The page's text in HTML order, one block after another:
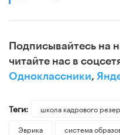
Подписывайтесь на
читайте нас в
Одноклассники,
Теги: школа кадрового
Эврика
система